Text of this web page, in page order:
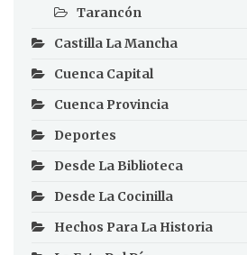
Tarancón
Castilla La Mancha
Cuenca Capital
Cuenca Provincia
Deportes
Desde La Biblioteca
Desde La Cocinilla
Hechos Para La Historia